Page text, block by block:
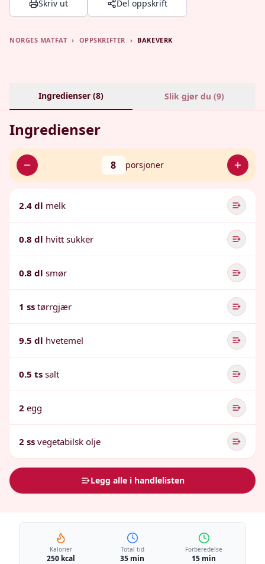
Skriv ut Del oppskrift
NORGES MATFAT › OPPSKRIFTER › BAKEVERK
Ingredienser (8) Slik gjør du (9)
Ingredienser
8 porsjoner
2.4 dl melk
0.8 dl hvitt sukker
0.8 dl smør
1 ss tørrgjær
9.5 dl hvetemel
0.5 ts salt
2 egg
2 ss vegetabilsk olje
Legg alle i handlelisten
Kalorier
250 kcal
Total tid
35 min
Forberedelse
15 min